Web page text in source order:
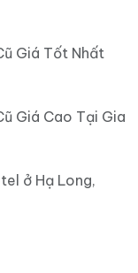
Giá Tốt Nhất
Giá Cao Tại Gia
ở Hạ Long,